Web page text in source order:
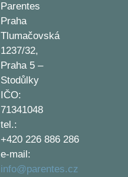
Parentes
Praha
Tlumačovská
1237/32,
Praha 5 –
Stodůlky
IČO:
71341048
tel.:
+420 226 886 286
e-mail:
info@parentes.cz